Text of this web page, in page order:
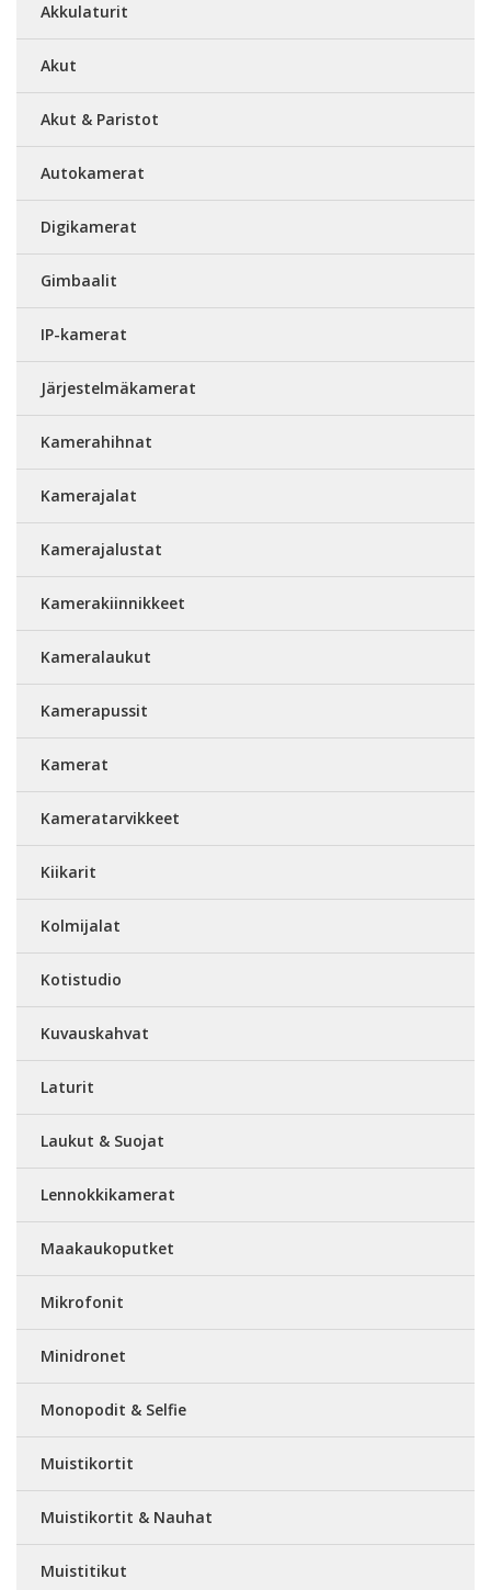
Akkulaturit
Akut
Akut & Paristot
Autokamerat
Digikamerat
Gimbaalit
IP-kamerat
Järjestelmäkamerat
Kamerahihnat
Kamerajalat
Kamerajalustat
Kamerakiinnikkeet
Kameralaukut
Kamerapussit
Kamerat
Kameratarvikkeet
Kiikarit
Kolmijalat
Kotistudio
Kuvauskahvat
Laturit
Laukut & Suojat
Lennokkikamerat
Maakaukoputket
Mikrofonit
Minidronet
Monopodit & Selfie
Muistikortit
Muistikortit & Nauhat
Muistitikut